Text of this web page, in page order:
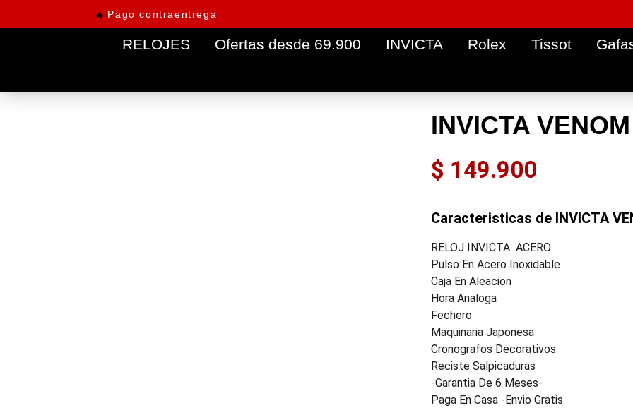
🔥 Pago contraentrega
RELOJES Ofertas desde 69.900 INVICTA Rolex Tissot
INVICTA
$ 149.900
Caracteristicas de INVICTA
RELOJ INVICTA ACERO
Pulso En Acero Inoxidable
Caja En Aleacion
Hora Analoga
Fechero
Maquinaria Japonesa
Cronografos Decorativos
Reciste Salpicaduras
-garantia De 6 Meses-
Paga En Casa -envio Gratis